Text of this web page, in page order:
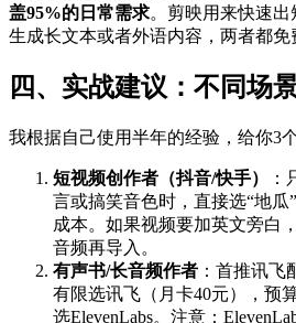
盖95%的日常需求。剪映用来快速出
生成长文本或者外语内容，两者都免
四、实战建议：不同场
我根据自己使用半年的经验，给你3
短视频创作者（抖音/快手）
言或搞笑音色时，直接选“地瓜
成本。如果视频要加英文旁白
音频再导入。
有声书/长音频作者 ：首推讯飞
有限选讯飞（月卡40元），预
选ElevenLabs。注意：